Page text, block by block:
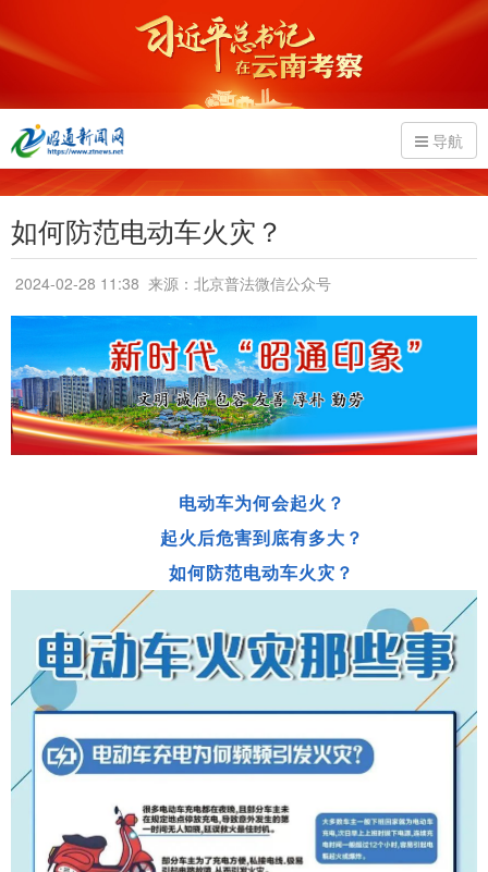
导航
如何防范电动车火灾？
2024-02-28 11:38 来源：北京普法微信公众号
电动车为何会起火？
起火后危害到底有多大？
如何防范电动车火灾？